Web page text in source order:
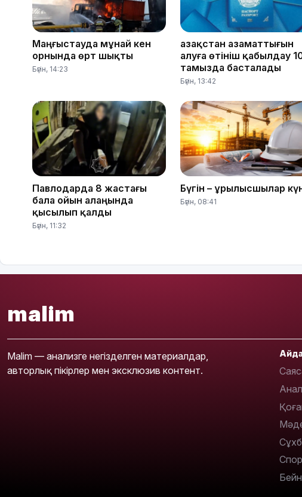
Маңғыстауда мұнай кен
орнында өрт шықты
Бүгін, 14:23
Қазақстан азаматтығын
алуға өтініш қабылдау
тамызда басталады
Бүгін, 13:42
Павлодарда 8 жастағы
бала ойын алаңында
қысылып қалды
Бүгін, 11:32
Бүгін – Құрылысшылар
Бүгін, 08:41
malim
Malim — анализге негізделген материалдар,
авторлық пікірлер мен эксклюзив контент.